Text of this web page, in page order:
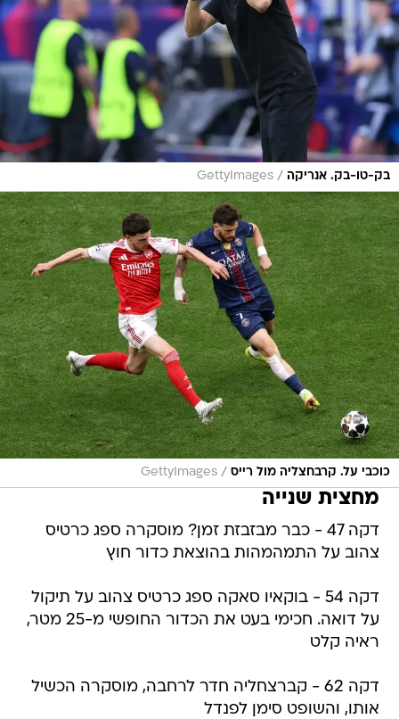
בק-טו-בק. אנריקה /
GettyImages
כוכבי על. קרבחצליה מול רייס /
GettyImages
מחצית שנייה
דקה 47 - כבר מבזבזת זמן? מוסקרה ספג כרטיס
צהוב על התמהמהות בהוצאת כדור חוץ
דקה 54 - בוקאיו סאקה ספג כרטיס צהוב על תיקול
על דואה. חכימי בעט את הכדור החופשי מ-25 מטר,
ראיה קלט
דקה 62 - קברצחליה חדר לרחבה, מוסקרה הכשיל
אותו, והשופט סימן לפנדל